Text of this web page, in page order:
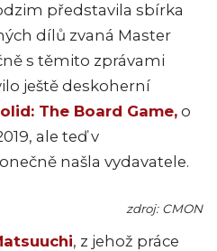
představila sbírka
dílů zvaná Master
s těmito zprávami
ještě deskoherní
The Board Game, o
ale teď v
našla vydavatele.
zdroj: CMON
, z jehož práce